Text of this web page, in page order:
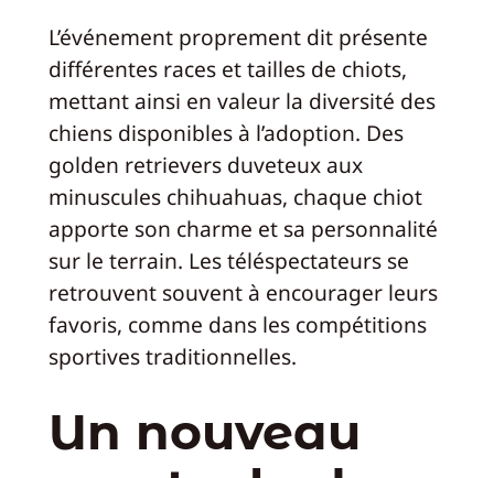
L’événement proprement dit présente
différentes races et tailles de chiots,
mettant ainsi en valeur la diversité des
chiens disponibles à l’adoption. Des
golden retrievers duveteux aux
minuscules chihuahuas, chaque chiot
apporte son charme et sa personnalité
sur le terrain. Les téléspectateurs se
retrouvent souvent à encourager leurs
favoris, comme dans les compétitions
sportives traditionnelles.
Un nouveau